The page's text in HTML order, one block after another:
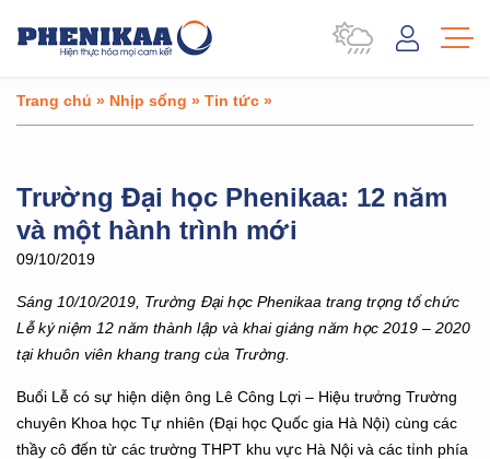
Trang chủ » Nhịp sống » Tin tức »
Trường Đại học Phenikaa: 12 năm
và một hành trình mới
09/10/2019
Sáng 10/10/2019, Trường Đại học Phenikaa trang trọng tổ chức
Lễ kỷ niệm 12 năm thành lập và khai giảng năm học 2019 – 2020
tại khuôn viên khang trang của Trường.
Buổi Lễ có sự hiện diện ông Lê Công Lợi – Hiệu trưởng Trường
chuyên Khoa học Tự nhiên (Đại học Quốc gia Hà Nội) cùng các
thầy cô đến từ các trường THPT khu vực Hà Nội và các tỉnh phía